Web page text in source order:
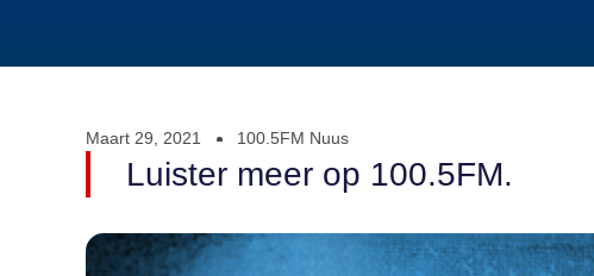
Maart 29, 2021 100.5FM Nuus
Luister meer op 100.5FM.